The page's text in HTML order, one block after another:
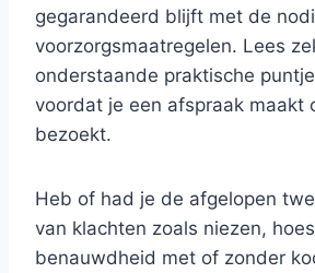
gegarandeerd blijft met de
voorzorgsmaatregelen. Lees
onderstaande praktische
voordat je een afspraak maakt
bezoekt.
Heb of had je de afgelopen
van klachten zoals niezen,
benauwdheid met of zonder